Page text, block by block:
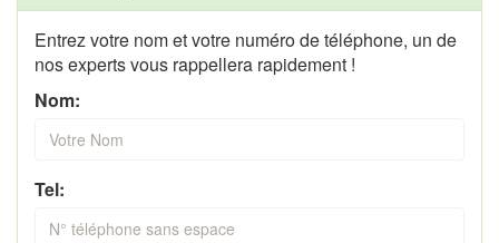
Entrez votre nom et votre numéro de téléphone, un de
nos experts vous rappellera rapidement !
Nom:
Tel: